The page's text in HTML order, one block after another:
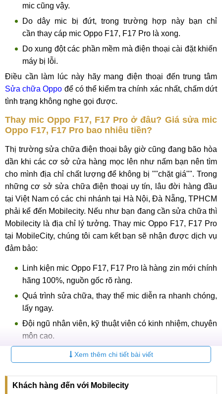
mic cũng vậy.
Do dây mic bị đứt, trong trường hợp này bạn chỉ
cần thay cáp mic Oppo F17, F17 Pro là xong.
Do xung đột các phần mềm mà điện thoại cài đặt khiến
máy bị lỗi.
Điều cần làm lúc này hãy mang điện thoại đến trung tâm
Sửa chữa Oppo để có thể kiểm tra chính xác nhất, chấm dứt
tình trạng không nghe gọi được.
Thay mic Oppo F17, F17 Pro ở đâu? Giá sửa mic
Oppo F17, F17 Pro bao nhiêu tiền?
Thị trường sửa chữa điện thoại bây giờ cũng đang bão hòa
dần khi các cơ sở cửa hàng mọc lên như nấm bạn nên tìm
cho mình địa chỉ chất lượng để không bị ""chặt giá"". Trong
những cơ sở sửa chữa điện thoại uy tín, lâu đời hàng đầu
tại Việt Nam có các chi nhánh tại Hà Nội, Đà Nẵng, TPHCM
phải kể đến Mobilecity. Nếu như bạn đang cần sửa chữa thì
Mobilecity là địa chỉ lý tưởng. Thay mic Oppo F17, F17 Pro
tại MobileCity, chúng tôi cam kết bạn sẽ nhận được dịch vụ
đảm bảo:
Linh kiện mic Oppo F17, F17 Pro là hàng zin mới chính
hãng 100%, nguồn gốc rõ ràng.
Quá trình sửa chữa, thay thế mic diễn ra nhanh chóng,
lấy ngay.
Đội ngũ nhân viên, kỹ thuật viên có kinh nhiệm, chuyên
môn cao.
Cơ sở vật chất hiện đại, đầy đủ trang thiết bị hiện đại.
bạch.
Xem thêm chi tiết bài viết
Khách hàng đến với Mobilecity